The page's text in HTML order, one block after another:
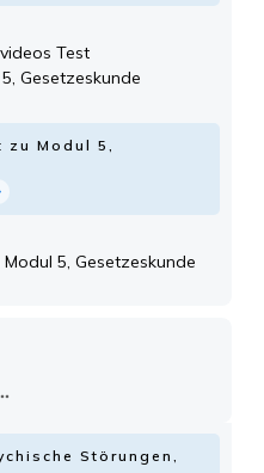
Test
Gesetzeskunde
zu Modul 5,
5, Gesetzeskunde
Störungen,